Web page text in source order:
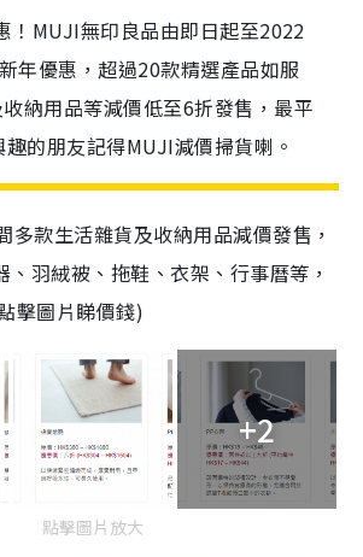
！MUJI無印良品由即日起至2022
年優惠，超過20款精選產品如服
納用品等減價低至6折發售，最平
的朋友記得MUJI減價掃貨喇。
多款生活雜貨及收納用品減價發售，
、羽絨被、拖鞋、衣架、行事曆等，
擊圖片睇價錢)
+2
點擊圖片放大